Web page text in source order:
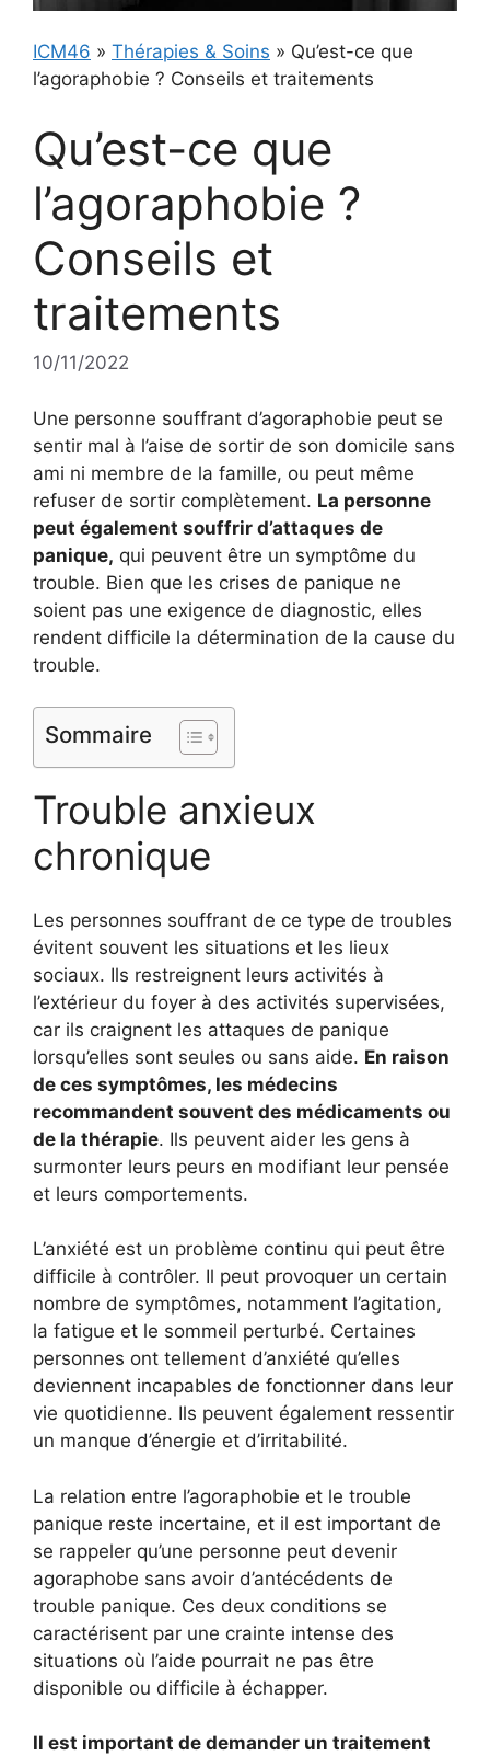
ICM46 » Thérapies & Soins » Qu’est-ce que
l’agoraphobie ? Conseils et traitements
Qu’est-ce que
l’agoraphobie ?
Conseils et
traitements
10/11/2022
Une personne souffrant d’agoraphobie peut se
sentir mal à l’aise de sortir de son domicile sans
ami ni membre de la famille, ou peut même
refuser de sortir complètement. La personne
peut également souffrir d’attaques de
panique, qui peuvent être un symptôme du
trouble. Bien que les crises de panique ne
soient pas une exigence de diagnostic, elles
rendent difficile la détermination de la cause du
trouble.
Sommaire
Trouble anxieux
chronique
Les personnes souffrant de ce type de troubles
évitent souvent les situations et les lieux
sociaux. Ils restreignent leurs activités à
l’extérieur du foyer à des activités supervisées,
car ils craignent les attaques de panique
lorsqu’elles sont seules ou sans aide. En raison
de ces symptômes, les médecins
recommandent souvent des médicaments ou
de la thérapie. Ils peuvent aider les gens à
surmonter leurs peurs en modifiant leur pensée
et leurs comportements.
L’anxiété est un problème continu qui peut être
difficile à contrôler. Il peut provoquer un certain
nombre de symptômes, notamment l’agitation,
la fatigue et le sommeil perturbé. Certaines
personnes ont tellement d’anxiété qu’elles
deviennent incapables de fonctionner dans leur
vie quotidienne. Ils peuvent également ressentir
un manque d’énergie et d’irritabilité.
La relation entre l’agoraphobie et le trouble
panique reste incertaine, et il est important de
se rappeler qu’une personne peut devenir
agoraphobe sans avoir d’antécédents de
trouble panique. Ces deux conditions se
caractérisent par une crainte intense des
situations où l’aide pourrait ne pas être
disponible ou difficile à échapper.
Il est important de demander un traitement